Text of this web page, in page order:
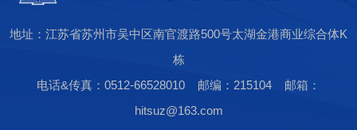
地址：江苏省苏州市吴中区南官渡路500号太湖金港商业综合体K
栋
电话&传真：0512-66528010 邮编：215104 邮箱：
hitsuz@163.com